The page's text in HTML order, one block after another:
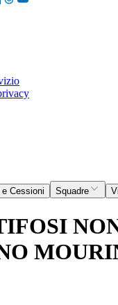
Cessioni Squadre